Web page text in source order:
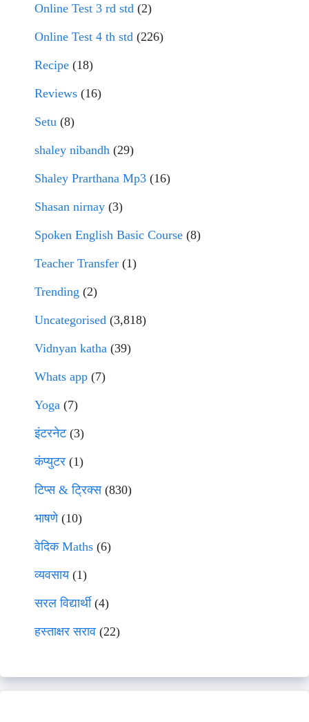
Online Test 3 rd std (2)
Online Test 4 th std (226)
Recipe (18)
Reviews (16)
Setu (8)
shaley nibandh (29)
Shaley Prarthana Mp3 (16)
Shasan nirnay (3)
Spoken English Basic Course (8)
Teacher Transfer (1)
Trending (2)
Uncategorised (3,818)
Vidnyan katha (39)
Whats app (7)
Yoga (7)
इंटरनेट(3)
कंप्युटर (1)
टिप्स & ट्रिक्स(830)
भाषणे(10)
वेदिक Maths (6)
व्यवसाय(1)
सरल विद्यार्थी(4)
हस्ताक्षर सराव (22)